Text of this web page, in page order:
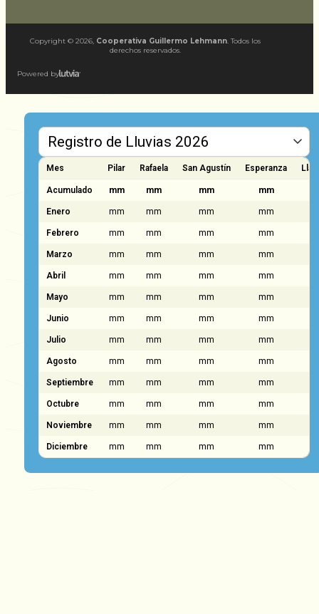
Copyright © 2026, Cooperativa Guillermo Lehmann. Todos los
derechos reservados.
Powered by
Mes Pilar Rafaela San Agustín Esperanza
Acumulado mm mm mm mm
Enero mm mm mm mm
Febrero mm mm mm mm
Marzo mm mm mm mm
Abril mm mm mm mm
Mayo mm mm mm mm
Junio mm mm mm mm
Julio mm mm mm mm
Agosto mm mm mm mm
Septiembre mm mm mm mm
Octubre mm mm mm mm
Noviembre mm mm mm mm
Diciembre mm mm mm mm